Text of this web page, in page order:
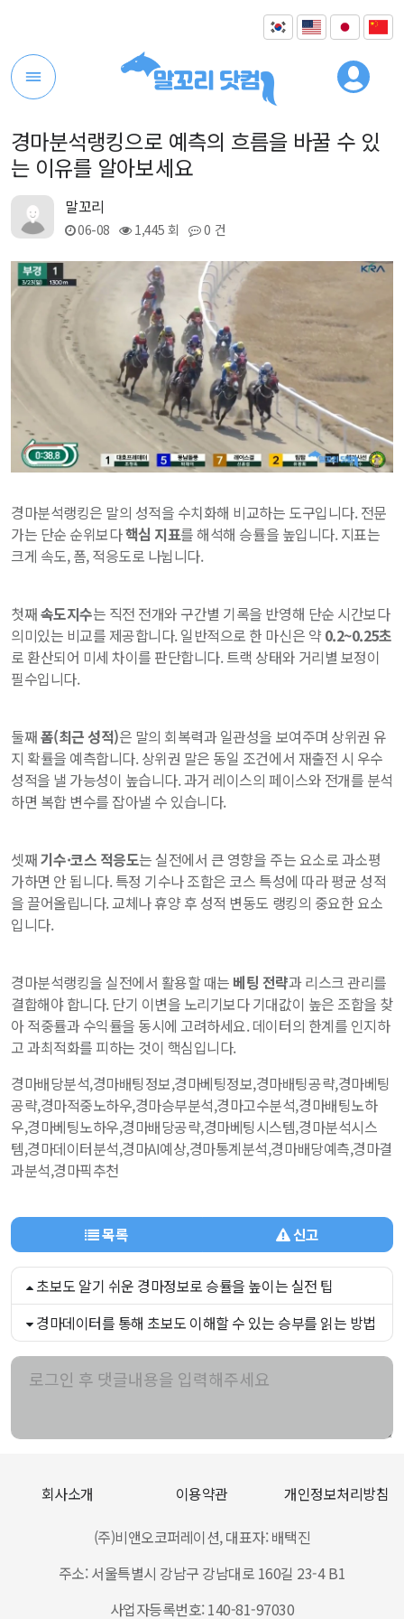
경마분석랭킹으로 예측의 흐름을 바꿀 수 있
는 이유를 알아보세요
말꼬리
06-08 1,445 회 0 건
경마분석랭킹은 말의 성적을 수치화해 비교하는 도구입니다. 전문
가는 단순 순위보다핵심 지표를 해석해 승률을 높입니다. 지표는
크게 속도, 폼, 적응도로 나뉩니다.
첫째속도지수는 직전 전개와 구간별 기록을 반영해 단순 시간보다
의미있는 비교를 제공합니다. 일반적으로 한 마신은 약 0.2~0.25초
로 환산되어 미세 차이를 판단합니다. 트랙 상태와 거리별 보정이
필수입니다.
둘째폼(최근 성적)은 말의 회복력과 일관성을 보여주며 상위권 유
지 확률을 예측합니다. 상위권 말은 동일 조건에서 재출전 시 우수
성적을 낼 가능성이 높습니다. 과거 레이스의 페이스와 전개를 분석
하면 복합 변수를 잡아낼 수 있습니다.
셋째기수·코스 적응도는 실전에서 큰 영향을 주는 요소로 과소평
가하면 안 됩니다. 특정 기수나 조합은 코스 특성에 따라 평균 성적
을 끌어올립니다. 교체나 휴양 후 성적 변동도 랭킹의 중요한 요소
입니다.
경마분석랭킹을 실전에서 활용할 때는 베팅 전략과 리스크 관리를
결합해야 합니다. 단기 이변을 노리기보다 기대값이 높은 조합을 찾
아 적중률과 수익률을 동시에 고려하세요. 데이터의 한계를 인지하
고 과최적화를 피하는 것이 핵심입니다.
경마배당분석,경마배팅정보,경마베팅정보,경마배팅공략,경마베팅
공략,경마적중노하우,경마승부분석,경마고수분석,경마배팅노하
우,경마베팅노하우,경마배당공략,경마베팅시스템,경마분석시스
템,경마데이터분석,경마AI예상,경마통계분석,경마배당예측,경마결
과분석,경마픽추천
목록 신고
초보도 알기 쉬운 경마정보로 승률을 높이는 실전 팁
경마데이터를 통해 초보도 이해할 수 있는 승부를 읽는 방법
회사소개 이용약관
개인정보처리방침
(주)비앤오코퍼레이션, 대표자: 배택진
주소: 서울특별시 강남구 강남대로 160길 23-4 B1
사업자등록번호: 140-81-97030